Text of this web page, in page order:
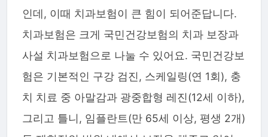
인데, 이때 치과보험이 큰 힘이 되어준답니다.
치과보험은 크게 국민건강보험의 치과 보장과
사설 치과보험으로 나눌 수 있어요. 국민건강보
험은 기본적인 구강 검진, 스케일링(연 1회), 충
치 치료 중 아말감과 광중합형 레진(12세 이하),
그리고 틀니, 임플란트(만 65세 이상, 평생 2개)